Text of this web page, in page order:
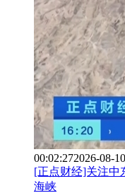
00:02:272026-08-10
[正点财经]关注中
海峡